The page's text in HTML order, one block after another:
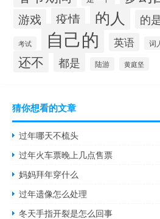
游戏 疫情 的人 的
考试 自己的 英语 词
还不 都是 陆游 黄庭坚
猜你想看的文章
过年哪天不梳头
过年火车票晚上几点售票
妈妈拜年穿什么
过年遗像怎么处理
冬天手指开裂是怎么回事